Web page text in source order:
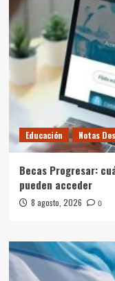
Educación Notas
Becas Progresar:
pueden acceder
8 agosto, 2026 0